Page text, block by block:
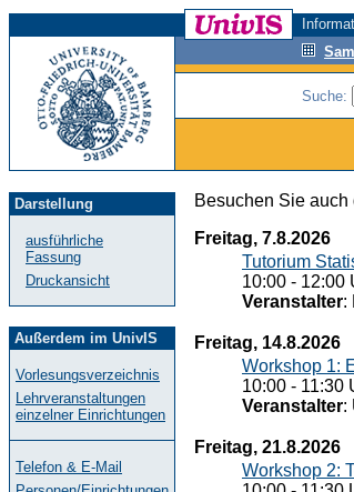
Suche:
Darstellung
ausführliche
Fassung
Druckansicht
Außerdem im UnivIS
Vorlesungsverzeichnis
Lehrveranstaltungen
einzelner Einrichtungen
Telefon & E-Mail
Besuchen Sie
Freitag, 7.8.2026
Tutorium
10:00 - 12:00
Veranstalter:
Freitag, 14.8.2026
Workshop 1:
10:00 - 11:30
Veranstalter:
Freitag, 21.8.2026
Workshop 2: